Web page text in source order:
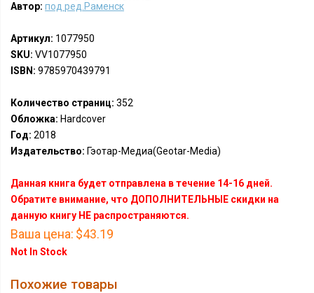
Автор: под ред.Раменск
Артикул: 1077950
SKU: VV1077950
ISBN: 9785970439791
Количество страниц: 352
Обложка: Hardcover
Год: 2018
Издательство: Гэотар-Медиа(Geotar-Media)
Данная книга будет отправлена в течение 14-16 дней.
Обратите внимание, что ДОПОЛНИТЕЛЬНЫЕ скидки на
данную книгу НЕ распространяются.
Ваша цена: $43.19
Not In Stock
Похожие товары